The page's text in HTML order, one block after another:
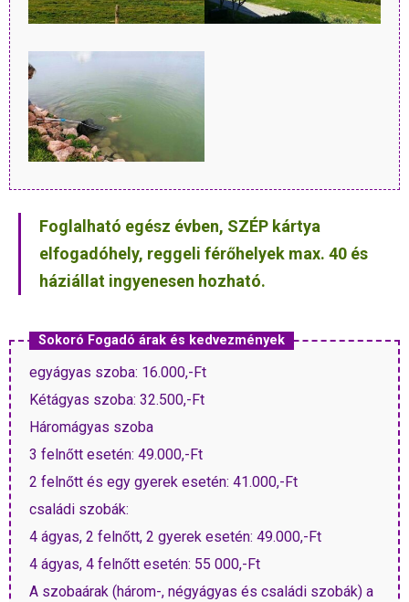
Foglalható egész évben, SZÉP kártya
elfogadóhely, reggeli férőhelyek max. 40 és
háziállat ingyenesen hozható.
Sokoró Fogadó árak és kedvezmények
egyágyas szoba: 16.000,-Ft
Kétágyas szoba: 32.500,-Ft
Háromágyas szoba
3 felnőtt esetén: 49.000,-Ft
2 felnőtt és egy gyerek esetén: 41.000,-Ft
családi szobák:
4 ágyas, 2 felnőtt, 2 gyerek esetén: 49.000,-Ft
4 ágyas, 4 felnőtt esetén: 55 000,-Ft
A szobaárak (három-, négyágyas és családi szobák) a